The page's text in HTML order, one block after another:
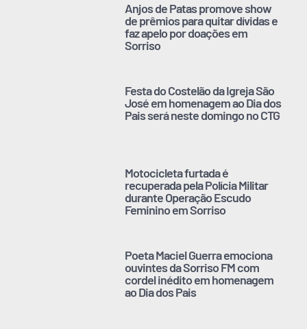
Anjos de Patas promove show
de prêmios para quitar dívidas e
faz apelo por doações em
Sorriso
Festa do Costelão da Igreja São
José em homenagem ao Dia dos
Pais será neste domingo no CTG
Motocicleta furtada é
recuperada pela Polícia Militar
durante Operação Escudo
Feminino em Sorriso
Poeta Maciel Guerra emociona
ouvintes da Sorriso FM com
cordel inédito em homenagem
ao Dia dos Pais